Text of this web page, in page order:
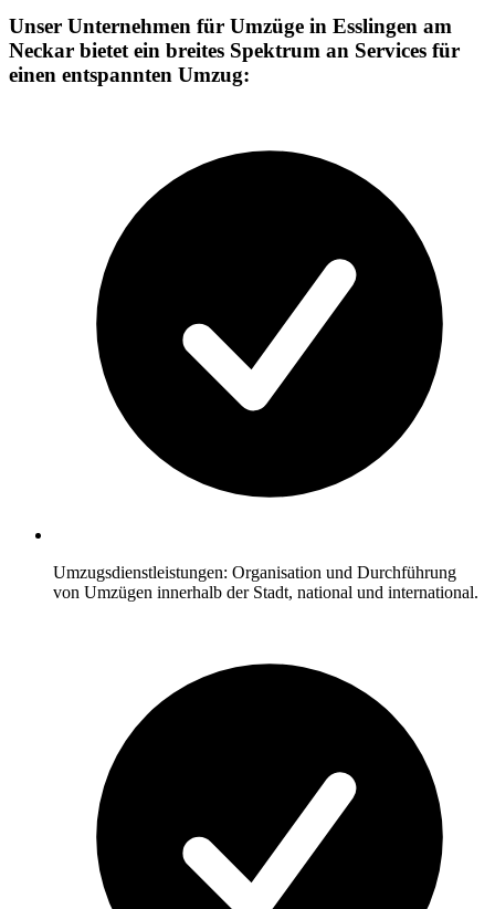
Unser Unternehmen für Umzüge in Esslingen am
Neckar bietet ein breites Spektrum an Services für
einen entspannten Umzug:
Umzugsdienstleistungen: Organisation und Durchführung
von Umzügen innerhalb der Stadt, national und international.